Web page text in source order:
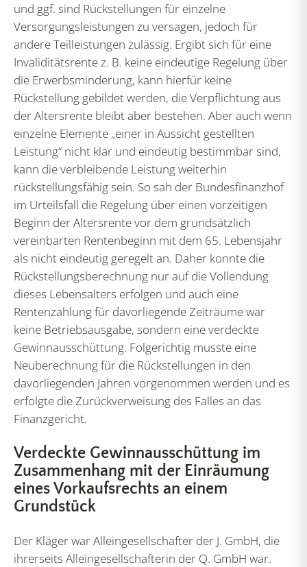
und ggf. sind Rückstellungen für einzelne
Versorgungsleistungen zu versagen, jedoch für
andere Teilleistungen zulässig. Ergibt sich für eine
Invaliditätsrente z. B. keine eindeutige Regelung über
die Erwerbsminderung, kann hierfür keine
Rückstellung gebildet werden, die Verpflichtung aus
der Altersrente bleibt aber bestehen. Aber auch wenn
einzelne Elemente „einer in Aussicht gestellten
Leistung“ nicht klar und eindeutig bestimmbar sind,
kann die verbleibende Leistung weiterhin
rückstellungsfähig sein. So sah der Bundesfinanzhof
im Urteilsfall die Regelung über einen vorzeitigen
Beginn der Altersrente vor dem grundsätzlich
vereinbarten Rentenbeginn mit dem 65. Lebensjahr
als nicht eindeutig geregelt an. Daher konnte die
Rückstellungsberechnung nur auf die Vollendung
dieses Lebensalters erfolgen und auch eine
Rentenzahlung für davorliegende Zeiträume war
keine Betriebsausgabe, sondern eine verdeckte
Gewinnausschüttung. Folgerichtig musste eine
Neuberechnung für die Rückstellungen in den
davorliegenden Jahren vorgenommen werden und es
erfolgte die Zurückverweisung des Falles an das
Finanzgericht.
Verdeckte Gewinnausschüttung im
Zusammenhang mit der Einräumung
eines Vorkaufsrechts an einem
Grundstück
Der Kläger war Alleingesellschafter der J. GmbH, die
ihrerseits Alleingesellschafterin der Q. GmbH war.